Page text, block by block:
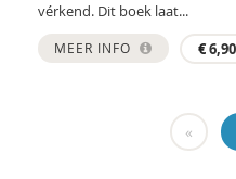
Krijn van Beek
Adriaan Bekman
vérkend. Dit boek laat...
MEER INFO €6,90
«